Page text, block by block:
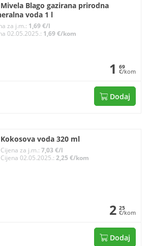
Blago gazirana prirodna
voda 1 l
za j.m.: 1,69 €/l
02.05.2025.: 1,69 €/kom
1 69
€/kom
Dodaj
Kokosova voda 320 ml
Cijena za j.m.: 7,03 €/l
Cijena 02.05.2025.: 2,25 €/kom
2 25
€/kom
Dodaj